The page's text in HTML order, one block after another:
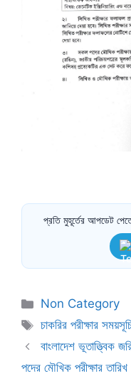
প্রতি মুহূর্তের আপডেট
Categories
Non Category
Tags
চাকরির পরীক্ষার
বাংলাদেশ ভূতাত্ত্বিক
পদের মৌখিক পরীক্ষার